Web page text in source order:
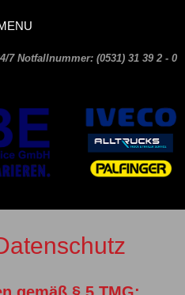
7 Notfallnummer: (0531) 31 39 2 - 0